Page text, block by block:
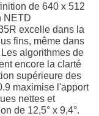
de 640 x 512
NETD
excelle dans la
fins, même dans
algorithmes de
encore la clarté
supérieure des
maximise l'apport
nettes et
de 12,5° x 9,4°.